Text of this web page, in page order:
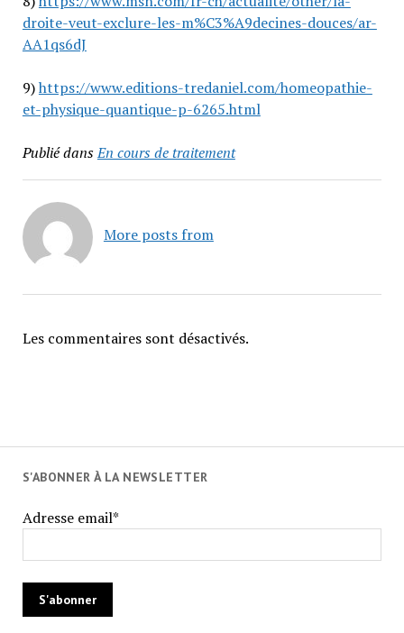
droite-veut-exclure-les-m%C3%A9decines-douces/ar-
AA1qs6dJ
9)https://www.editions-tredaniel.com/homeopathie-
et-physique-quantique-p-6265.html
Publié dansEn cours de traitement
More posts from
Les commentaires sont désactivés.
S'ABONNER À LA NEWSLETTER
Adresse email*